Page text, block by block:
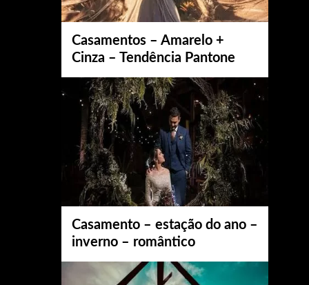
Casamentos – Amarelo +
Cinza – Tendência Pantone
Casamento – estação do ano –
inverno – romântico